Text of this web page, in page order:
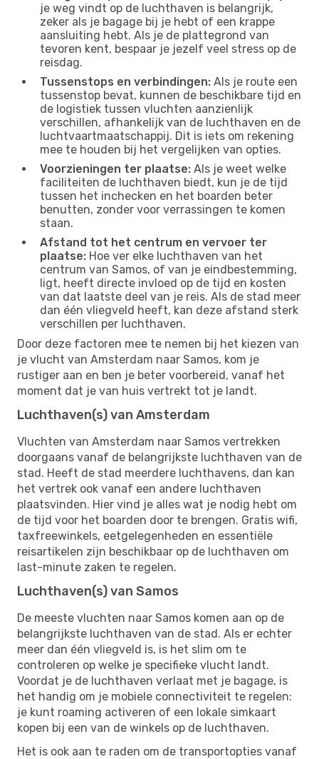
je weg vindt op de luchthaven is belangrijk,
zeker als je bagage bij je hebt of een krappe
aansluiting hebt. Als je de plattegrond van
tevoren kent, bespaar je jezelf veel stress op de
reisdag.
Tussenstops en verbindingen: Als je route een
tussenstop bevat, kunnen de beschikbare tijd en
de logistiek tussen vluchten aanzienlijk
verschillen, afhankelijk van de luchthaven en de
luchtvaartmaatschappij. Dit is iets om rekening
mee te houden bij het vergelijken van opties.
Voorzieningen ter plaatse: Als je weet welke
faciliteiten de luchthaven biedt, kun je de tijd
tussen het inchecken en het boarden beter
benutten, zonder voor verrassingen te komen
staan.
Afstand tot het centrum en vervoer ter
plaatse: Hoe ver elke luchthaven van het
centrum van Samos, of van je eindbestemming,
ligt, heeft directe invloed op de tijd en kosten
van dat laatste deel van je reis. Als de stad meer
dan één vliegveld heeft, kan deze afstand sterk
verschillen per luchthaven.
Door deze factoren mee te nemen bij het kiezen van
je vlucht van Amsterdam naar Samos, kom je
rustiger aan en ben je beter voorbereid, vanaf het
moment dat je van huis vertrekt tot je landt.
Luchthaven(s) van Amsterdam
Vluchten van Amsterdam naar Samos vertrekken
doorgaans vanaf de belangrijkste luchthaven van de
stad. Heeft de stad meerdere luchthavens, dan kan
het vertrek ook vanaf een andere luchthaven
plaatsvinden. Hier vind je alles wat je nodig hebt om
de tijd voor het boarden door te brengen. Gratis wifi,
taxfreewinkels, eetgelegenheden en essentiële
reisartikelen zijn beschikbaar op de luchthaven om
last-minute zaken te regelen.
Luchthaven(s) van Samos
De meeste vluchten naar Samos komen aan op de
belangrijkste luchthaven van de stad. Als er echter
meer dan één vliegveld is, is het slim om te
controleren op welke je specifieke vlucht landt.
Voordat je de luchthaven verlaat met je bagage, is
het handig om je mobiele connectiviteit te regelen:
je kunt roaming activeren of een lokale simkaart
kopen bij een van de winkels op de luchthaven.
Het is ook aan te raden om de transportopties vanaf